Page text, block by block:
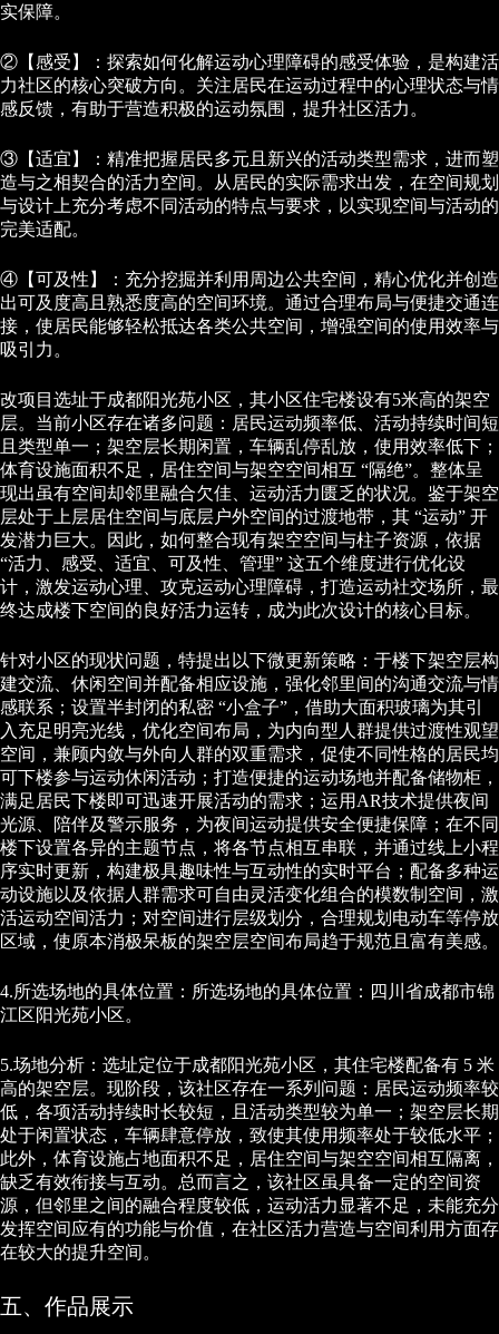
实保障。
②【感受】：探索如何化解运动心理障碍的感受体验，是构建活
力社区的核心突破方向。关注居民在运动过程中的心理状态与情
感反馈，有助于营造积极的运动氛围，提升社区活力。
③【适宜】：精准把握居民多元且新兴的活动类型需求，进而塑
造与之相契合的活力空间。从居民的实际需求出发，在空间规划
与设计上充分考虑不同活动的特点与要求，以实现空间与活动的
完美适配。
④【可及性】：充分挖掘并利用周边公共空间，精心优化并创造
出可及度高且熟悉度高的空间环境。通过合理布局与便捷交通连
接，使居民能够轻松抵达各类公共空间，增强空间的使用效率与
吸引力。
改项目选址于成都阳光苑小区，其小区住宅楼设有5米高的架空
层。当前小区存在诸多问题：居民运动频率低、活动持续时间短
且类型单一；架空层长期闲置，车辆乱停乱放，使用效率低下；
体育设施面积不足，居住空间与架空空间相互 “隔绝”。整体呈
现出虽有空间却邻里融合欠佳、运动活力匮乏的状况。鉴于架空
层处于上层居住空间与底层户外空间的过渡地带，其 “运动” 开
发潜力巨大。因此，如何整合现有架空空间与柱子资源，依据
“活力、感受、适宜、可及性、管理” 这五个维度进行优化设
计，激发运动心理、攻克运动心理障碍，打造运动社交场所，最
终达成楼下空间的良好活力运转，成为此次设计的核心目标。
针对小区的现状问题，特提出以下微更新策略：于楼下架空层构
建交流、休闲空间并配备相应设施，强化邻里间的沟通交流与情
感联系；设置半封闭的私密 “小盒子”，借助大面积玻璃为其引
入充足明亮光线，优化空间布局，为内向型人群提供过渡性观望
空间，兼顾内敛与外向人群的双重需求，促使不同性格的居民均
可下楼参与运动休闲活动；打造便捷的运动场地并配备储物柜，
满足居民下楼即可迅速开展活动的需求；运用AR技术提供夜间
光源、陪伴及警示服务，为夜间运动提供安全便捷保障；在不同
楼下设置各异的主题节点，将各节点相互串联，并通过线上小程
序实时更新，构建极具趣味性与互动性的实时平台；配备多种运
动设施以及依据人群需求可自由灵活变化组合的模数制空间，激
活运动空间活力；对空间进行层级划分，合理规划电动车等停放
区域，使原本消极呆板的架空层空间布局趋于规范且富有美感。
4.所选场地的具体位置：所选场地的具体位置：四川省成都市锦
江区阳光苑小区。
5.场地分析：选址定位于成都阳光苑小区，其住宅楼配备有 5 米
高的架空层。现阶段，该社区存在一系列问题：居民运动频率较
低，各项活动持续时长较短，且活动类型较为单一；架空层长期
处于闲置状态，车辆肆意停放，致使其使用频率处于较低水平；
此外，体育设施占地面积不足，居住空间与架空空间相互隔离，
缺乏有效衔接与互动。总而言之，该社区虽具备一定的空间资
源，但邻里之间的融合程度较低，运动活力显著不足，未能充分
发挥空间应有的功能与价值，在社区活力营造与空间利用方面存
在较大的提升空间。
五、作品展示